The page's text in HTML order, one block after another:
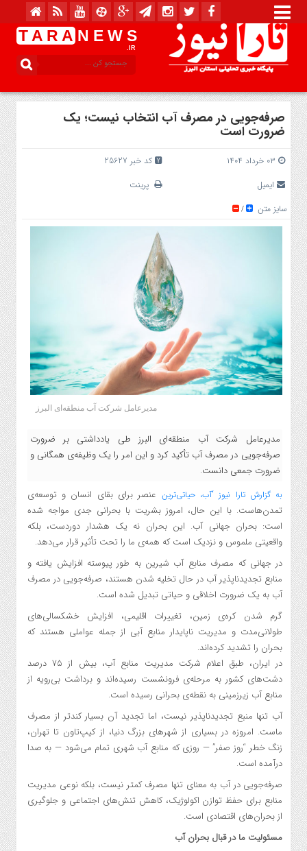
T A R A N E W S
.IR
صرفه‌جویی در مصرف آب انتخاب نیست؛ یک
ضرورت است
۰۳ خرداد ۱۴۰۴
کد خبر 25627
ایمیل
پرینت
سایز متن
/
مدیرعامل شرکت آب منطقه‌ای البرز
مدیرعامل شرکت آب منطقه‌ای البرز طی یادداشتی بر ضرورت
صرفه‌جویی در مصرف آب تأکید کرد و این امر را یک وظیفه‌ی همگانی و
ضرورت جمعی دانست.
به گزارش تارا نیوز “آب، حیاتی‌ترین عنصر برای بقای انسان و توسعه‌ی
تمدن‌هاست. با این حال، امروز بشریت با بحرانی جدی مواجه شده
است: بحران جهانی آب. این بحران نه یک هشدار دوردست، بلکه
واقعیتی ملموس و نزدیک است که همه‌ی ما را تحت تأثیر قرار می‌دهد.
در جهانی که مصرف منابع آب شیرین به طور پیوسته افزایش یافته و
منابع تجدیدناپذیر آب در حال تخلیه شدن هستند، صرفه‌جویی در مصرف
آب به یک ضرورت اخلاقی و حیاتی تبدیل شده است.
گرم شدن کره‌ی زمین، تغییرات اقلیمی، افزایش خشکسالی‌های
طولانی‌مدت و مدیریت ناپایدار منابع آبی از جمله عواملی هستند که
بحران را تشدید کرده‌اند.
در ایران، طبق اعلام شرکت مدیریت منابع آب، بیش از ۷۵ درصد
دشت‌های کشور به مرحله‌ی فرونشست رسیده‌اند و برداشت بی‌رویه از
منابع آب زیرزمینی به نقطه‌ی بحرانی رسیده است.
آب تنها منبع تجدیدناپذیر نیست، اما تجدید آن بسیار کندتر از مصرف
ماست. امروزه در بسیاری از شهرهای بزرگ دنیا، از کیپ‌تاون تا تهران،
زنگ خطر “روز صفر” — روزی که منابع آب شهری تمام می‌شود — به صدا
درآمده است.
صرفه‌جویی در آب به معنای تنها مصرف کمتر نیست، بلکه نوعی مدیریت
منابع برای حفظ توازن اکولوژیک، کاهش تنش‌های اجتماعی و جلوگیری
از بحران‌های اقتصادی است.
مسئولیت ما در قبال بحران آب